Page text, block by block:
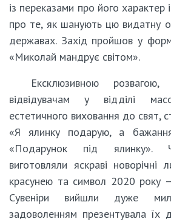
із переказами про його характер
про те, як шанують цю видатну
державах. Захід пройшов у
«Миколай мандрує світом».
Ексклюзивною розвагою,
відвідувачам у відділі
естетичного виховання до свят,
«Я ялинку подарую, а
«Подарунок під ялинку».
виготовляли яскраві новорічні
красунею та символ 2020 року
Сувеніри вийшли дуже
задоволенням презентувала їх